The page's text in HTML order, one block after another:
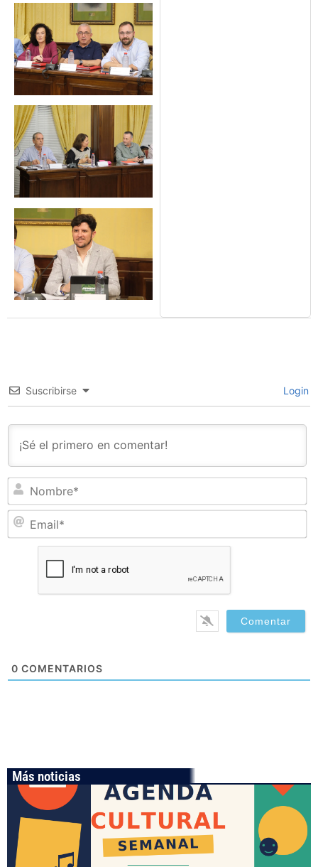
Suscribirse Login
0 COMENTARIOS
Más noticias